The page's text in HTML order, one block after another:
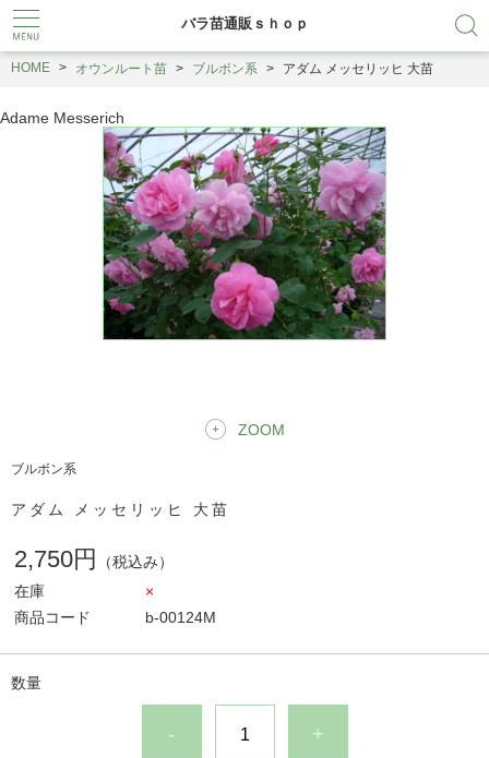
バラ苗通販ｓｈｏｐ
HOME オウンルート苗 ブルボン系 アダム メッセリッヒ 大苗
Adame Messerich
ZOOM
ブルボン系
アダム メッセリッヒ 大苗
2,750円
（税込み）
在庫
×
商品コード
b-00124M
数量
- +